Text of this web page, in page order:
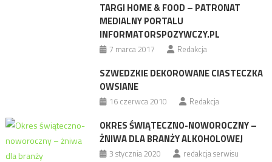
TARGI HOME & FOOD – PATRONAT
MEDIALNY PORTALU
INFORMATORSPOZYWCZY.PL
7 marca 2017 Redakcja
SZWEDZKIE DEKOROWANE CIASTECZKA
OWSIANE
16 czerwca 2010 Redakcja
OKRES ŚWIĄTECZNO-NOWOROCZNY –
ŻNIWA DLA BRANŻY ALKOHOLOWEJ
3 stycznia 2020 redakcja serwisu